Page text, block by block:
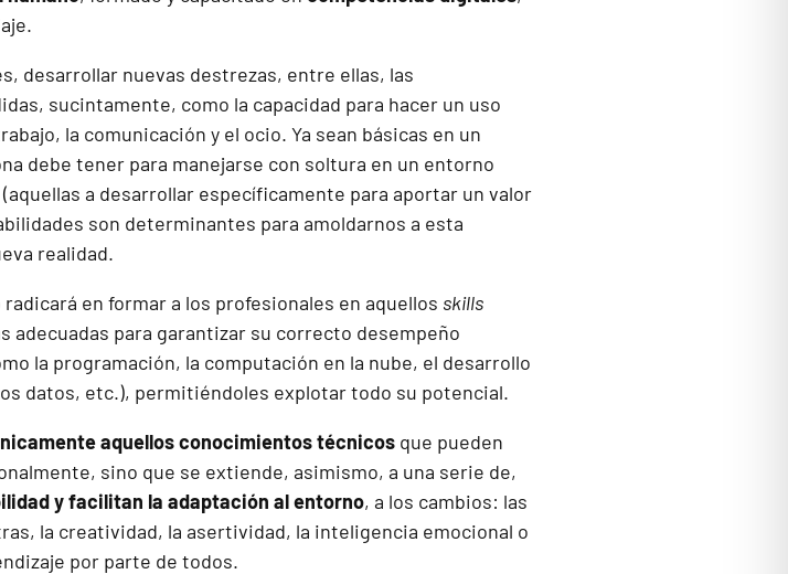
desarrollar nuevas destrezas, entre ellas, las
sucintamente, como la capacidad para hacer un uso
la comunicación y el ocio. Ya sean básicas en un
debe tener para manejarse con soltura en un entorno
a desarrollar específicamente para aportar un valor
son determinantes para amoldarnos a esta
realidad.
en formar a los profesionales en aquellos skills
para garantizar su correcto desempeño
la programación, la computación en la nube, el desarrollo
datos, etc.), permitiéndoles explotar todo su potencial.
aquellos conocimientos técnicos que pueden
sino que se extiende, asimismo, a una serie de,
y facilitan la adaptación al entorno, a los cambios: las
la creatividad, la asertividad, la inteligencia emocional o
por parte de todos.